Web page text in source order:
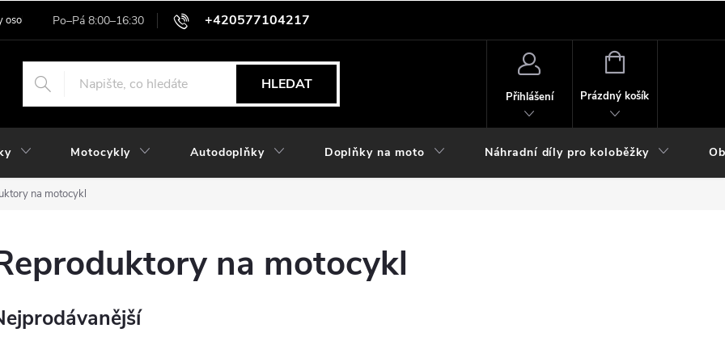
+420577104217
osobních údajů
HLEDAT
Přihlášení
NÁKUPNÍ
Prázdný košík
Motocykly Autodoplňky Doplňky na moto Náhradní díly pro koloběžky
na motocykl
na motocykl